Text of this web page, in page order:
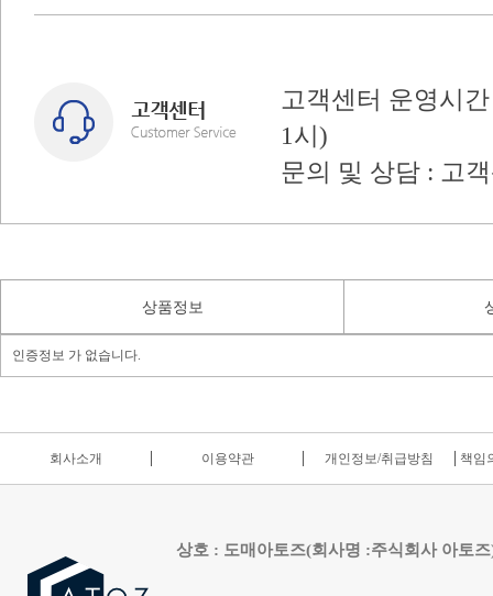
고객센터 운영시
1시)
문의 및 상담 : 고
상품정보
인증정보 가 없습니다.
회사소개 이용약관 개인정보/취급방침 책임
상호 : 도매아토즈(회사명 :주식회사 아토